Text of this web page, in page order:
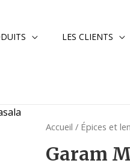
LES CLIENTS
Accueil / Épices et
Garam